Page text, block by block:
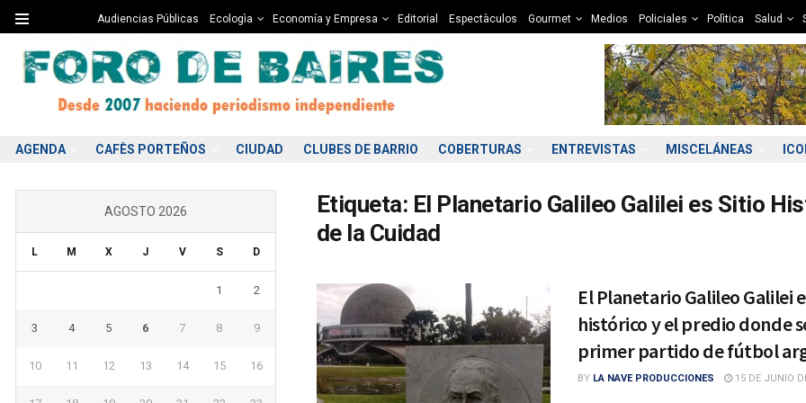
Audiencias Públicas Ecologìa Economía y Empresa Editorial Espectàculos Gourmet Medios Policiales Polìtica Salud
AGENDA CAFÈS PORTEÑOS CIUDAD CLUBES DE BARRIO COBERTURAS ENTREVISTAS MISCELÁNEAS
Etiqueta: El Planetario Galileo Galilei es Sitio
de la Cuidad
El Planetario Galileo Galilei
histórico y el predio donde
primer partido de fútbol
BY LA NAVE PRODUCCIONES 15 DE JUNIO
AGOSTO 2026
L M X J V S D
1 2
3 4 5 6 7 8 9
10 11 12 13 14 15 16